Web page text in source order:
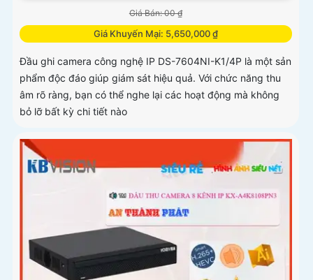
Giá Bán: 00 ₫
Giá Khuyến Mại: 5,650,000 ₫
Đầu ghi camera công nghệ IP DS-7604NI-K1/4P là một sản
phẩm độc đáo giúp giám sát hiệu quả. Với chức năng thu
âm rõ ràng, bạn có thể nghe lại các hoạt động mà không
bỏ lỡ bất kỳ chi tiết nào